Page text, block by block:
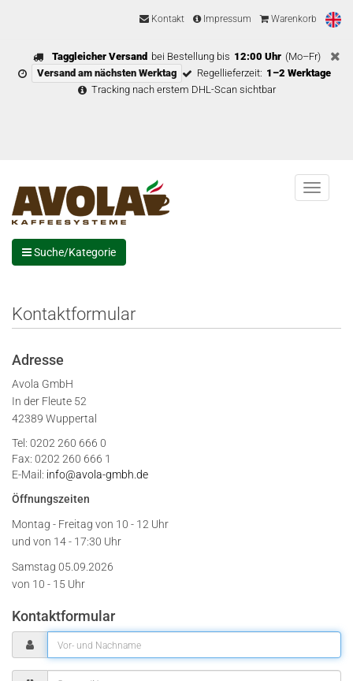
Kontakt Impressum Warenkorb
Taggleicher Versand bei Bestellung bis 12:00 Uhr (Mo–Fr)
Versand am nächsten Werktag
Regellieferzeit: 1–2 Werktage
Tracking nach erstem DHL-Scan sichtbar
Menu
Suche/Kategorie
Kontaktformular
Adresse
Avola GmbH
In der Fleute 52
42389 Wuppertal
Tel: 0202 260 666 0
Fax: 0202 260 666 1
E-Mail: info@avola-gmbh.de
Öffnungszeiten
Montag - Freitag von 10 - 12 Uhr
und von 14 - 17:30 Uhr
Samstag 05.09.2026
von 10 - 15 Uhr
Kontaktformular